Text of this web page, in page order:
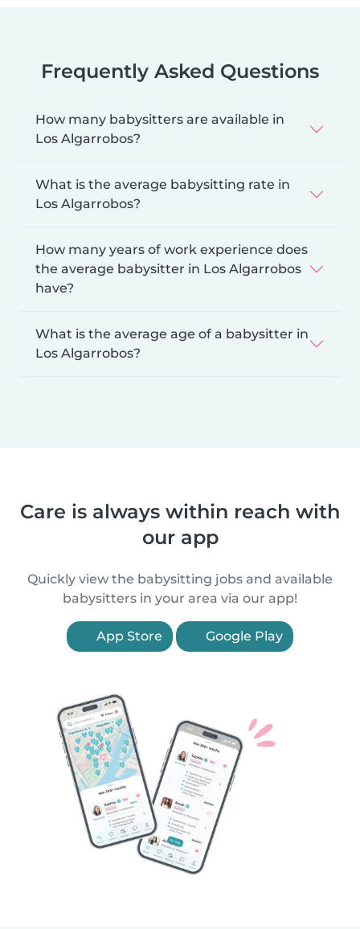
Frequently Asked Questions
How many babysitters are available in
Los Algarrobos?
What is the average babysitting rate in
Los Algarrobos?
How many years of work experience does
the average babysitter in Los Algarrobos
have?
What is the average age of a babysitter in
Los Algarrobos?
Care is always within reach with
our app
Quickly view the babysitting jobs and available
babysitters in your area via our app!
App Store Google Play